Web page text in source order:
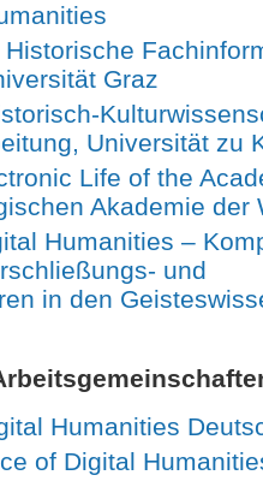
Graz
Universität zu
Life of the
Akademie der
Humanities –
und
in den
Humanities
of Digital